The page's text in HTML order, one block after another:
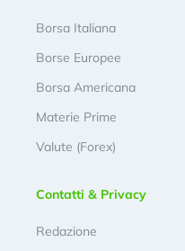
Borsa Italiana
Borse Europee
Borsa Americana
Materie Prime
Valute (Forex)
Contatti & Privacy
Redazione